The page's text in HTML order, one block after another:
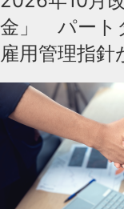
金」 パート
雇用管理指